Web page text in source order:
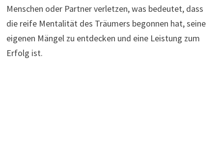
Menschen oder Partner verletzen, was bedeutet, dass
die reife Mentalität des Träumers begonnen hat, seine
eigenen Mängel zu entdecken und eine Leistung zum
Erfolg ist.